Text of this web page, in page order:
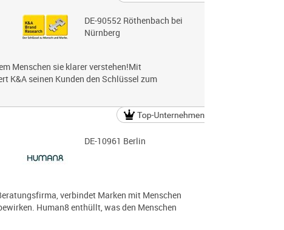
DE-90552 Röthenbach bei
Nürnberg
Menschen sie klarer verstehen!Mit
K&A seinen Kunden den Schlüssel zum
DE-10961 Berlin
verbindet Marken mit Menschen
Human8 enthüllt, was den Menschen